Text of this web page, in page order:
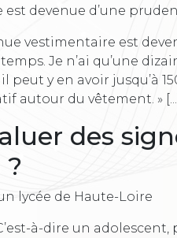
devenue d’une
vestimentaire est
Je n’ai qu’une
peut y en avoir jusqu’à
autour du vêtement. »
des
lycée de Haute-Loire
à-dire un